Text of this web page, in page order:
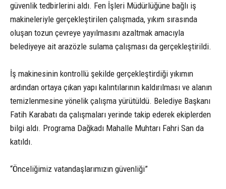
güvenlik tedbirlerini aldı. Fen İşleri Müdürlüğüne bağlı iş
makineleriyle gerçekleştirilen çalışmada, yıkım sırasında
oluşan tozun çevreye yayılmasını azaltmak amacıyla
belediyeye ait arazözle sulama çalışması da gerçekleştirildi.
İş makinesinin kontrollü şekilde gerçekleştirdiği yıkımın
ardından ortaya çıkan yapı kalıntılarının kaldırılması ve alanın
temizlenmesine yönelik çalışma yürütüldü. Belediye Başkanı
Fatih Karabatı da çalışmaları yerinde takip ederek ekiplerden
bilgi aldı. Programa Dağkadı Mahalle Muhtarı Fahri San da
katıldı.
“Önceliğimiz vatandaşlarımızın güvenliği”